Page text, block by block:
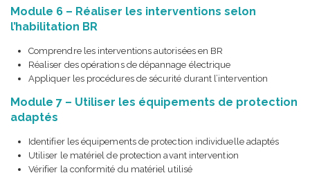
Module 6 – Réaliser les interventions selon
l’habilitation BR
Comprendre les interventions autorisées en BR
Réaliser des opérations de dépannage électrique
Appliquer les procédures de sécurité durant l’intervention
Module 7 – Utiliser les équipements de protection
adaptés
Identifier les équipements de protection individuelle adaptés
Utiliser le matériel de protection avant intervention
Vérifier la conformité du matériel utilisé